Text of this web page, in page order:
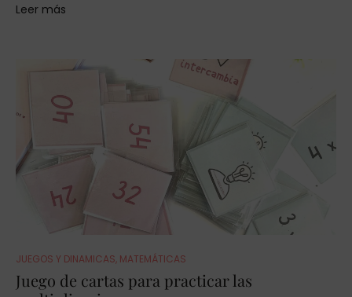
Leer más
JUEGOS Y DINAMICAS, MATEMÁTICAS
Juego de cartas para practicar las